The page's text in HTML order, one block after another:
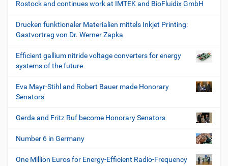
Rostock and continues work at IMTEK and BioFluidix GmbH
Drucken funktionaler Materialien mittels Inkjet Printing:
Gastvortrag von Dr. Werner Zapka
Efficient gallium nitride voltage converters for energy
systems of the future
Eva Mayr-Stihl and Robert Bauer made Honorary
Senators
Gerda and Fritz Ruf become Honorary Senators
Number 6 in Germany
One Million Euros for Energy-Efficient Radio-Frequency